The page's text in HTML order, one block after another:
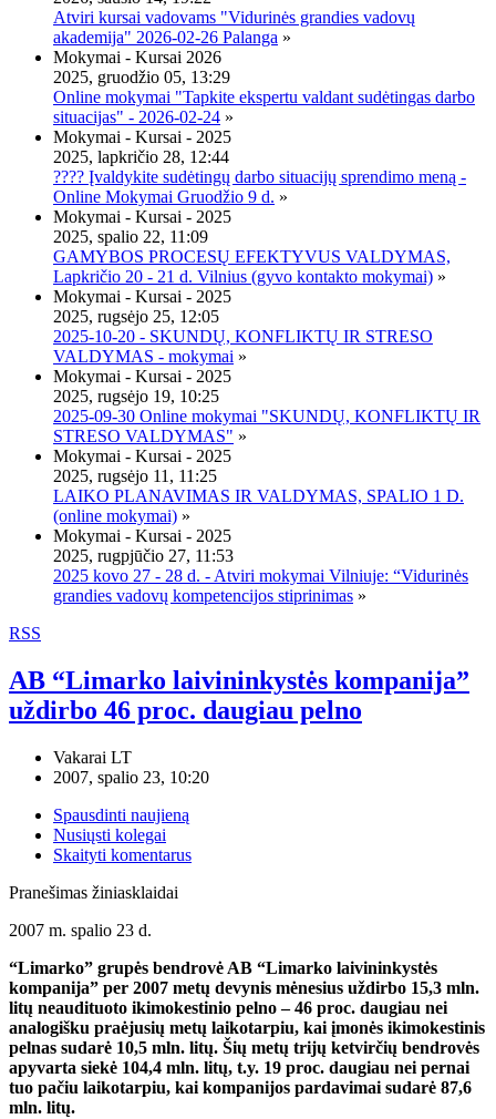
Atviri kursai vadovams "Vidurinės grandies vadovų
akademija" 2026-02-26 Palanga »
Mokymai - Kursai 2026
2025, gruodžio 05, 13:29
Online mokymai "Tapkite ekspertu valdant sudėtingas darbo
situacijas" - 2026-02-24 »
Mokymai - Kursai - 2025
2025, lapkričio 28, 12:44
???? Įvaldykite sudėtingų darbo situacijų sprendimo meną -
Online Mokymai Gruodžio 9 d. »
Mokymai - Kursai - 2025
2025, spalio 22, 11:09
GAMYBOS PROCESŲ EFEKTYVUS VALDYMAS,
Lapkričio 20 - 21 d. Vilnius (gyvo kontakto mokymai) »
Mokymai - Kursai - 2025
2025, rugsėjo 25, 12:05
2025-10-20 - SKUNDŲ, KONFLIKTŲ IR STRESO
VALDYMAS - mokymai »
Mokymai - Kursai - 2025
2025, rugsėjo 19, 10:25
2025-09-30 Online mokymai "SKUNDŲ, KONFLIKTŲ IR
STRESO VALDYMAS" »
Mokymai - Kursai - 2025
2025, rugsėjo 11, 11:25
LAIKO PLANAVIMAS IR VALDYMAS, SPALIO 1 D.
(online mokymai) »
Mokymai - Kursai - 2025
2025, rugpjūčio 27, 11:53
2025 kovo 27 - 28 d. - Atviri mokymai Vilniuje: “Vidurinės
grandies vadovų kompetencijos stiprinimas »
RSS
AB “Limarko laivininkystės kompanija”
uždirbo 46 proc. daugiau pelno
Vakarai LT
2007, spalio 23, 10:20
Spausdinti naujieną
Nusiųsti kolegai
Skaityti komentarus
Pranešimas žiniasklaidai
2007 m. spalio 23 d.
“Limarko” grupės bendrovė AB “Limarko laivininkystės
kompanija” per 2007 metų devynis mėnesius uždirbo 15,3 mln.
litų neaudituoto ikimokestinio pelno – 46 proc. daugiau nei
analogišku praėjusių metų laikotarpiu, kai įmonės ikimokestinis
pelnas sudarė 10,5 mln. litų. Šių metų trijų ketvirčių bendrovės
apyvarta siekė 104,4 mln. litų, t.y. 19 proc. daugiau nei pernai
tuo pačiu laikotarpiu, kai kompanijos pardavimai sudarė 87,6
mln. litų.